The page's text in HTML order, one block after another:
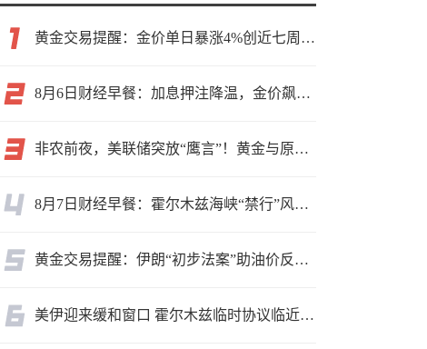
黄金交易提醒：金价单日暴涨4%创近七周新高，加息预期降温叠加霍尔木兹“暂停信号”，牛市重启了？
8月6日财经早餐：加息押注降温，金价飙升至近两个月高位，地缘缓和预期，美油75关口拉锯
非农前夜，美联储突放“鹰言”！黄金与原油为何联手反攻？
8月7日财经早餐：霍尔木兹海峡“禁行”风波再起，油价急涨金价承压，非农夜市场博弈加剧
黄金交易提醒：伊朗“初步法案”助油价反弹逾3%，金价小幅承压，非农重磅来袭！
美伊迎来缓和窗口 霍尔木兹临时协议临近落地